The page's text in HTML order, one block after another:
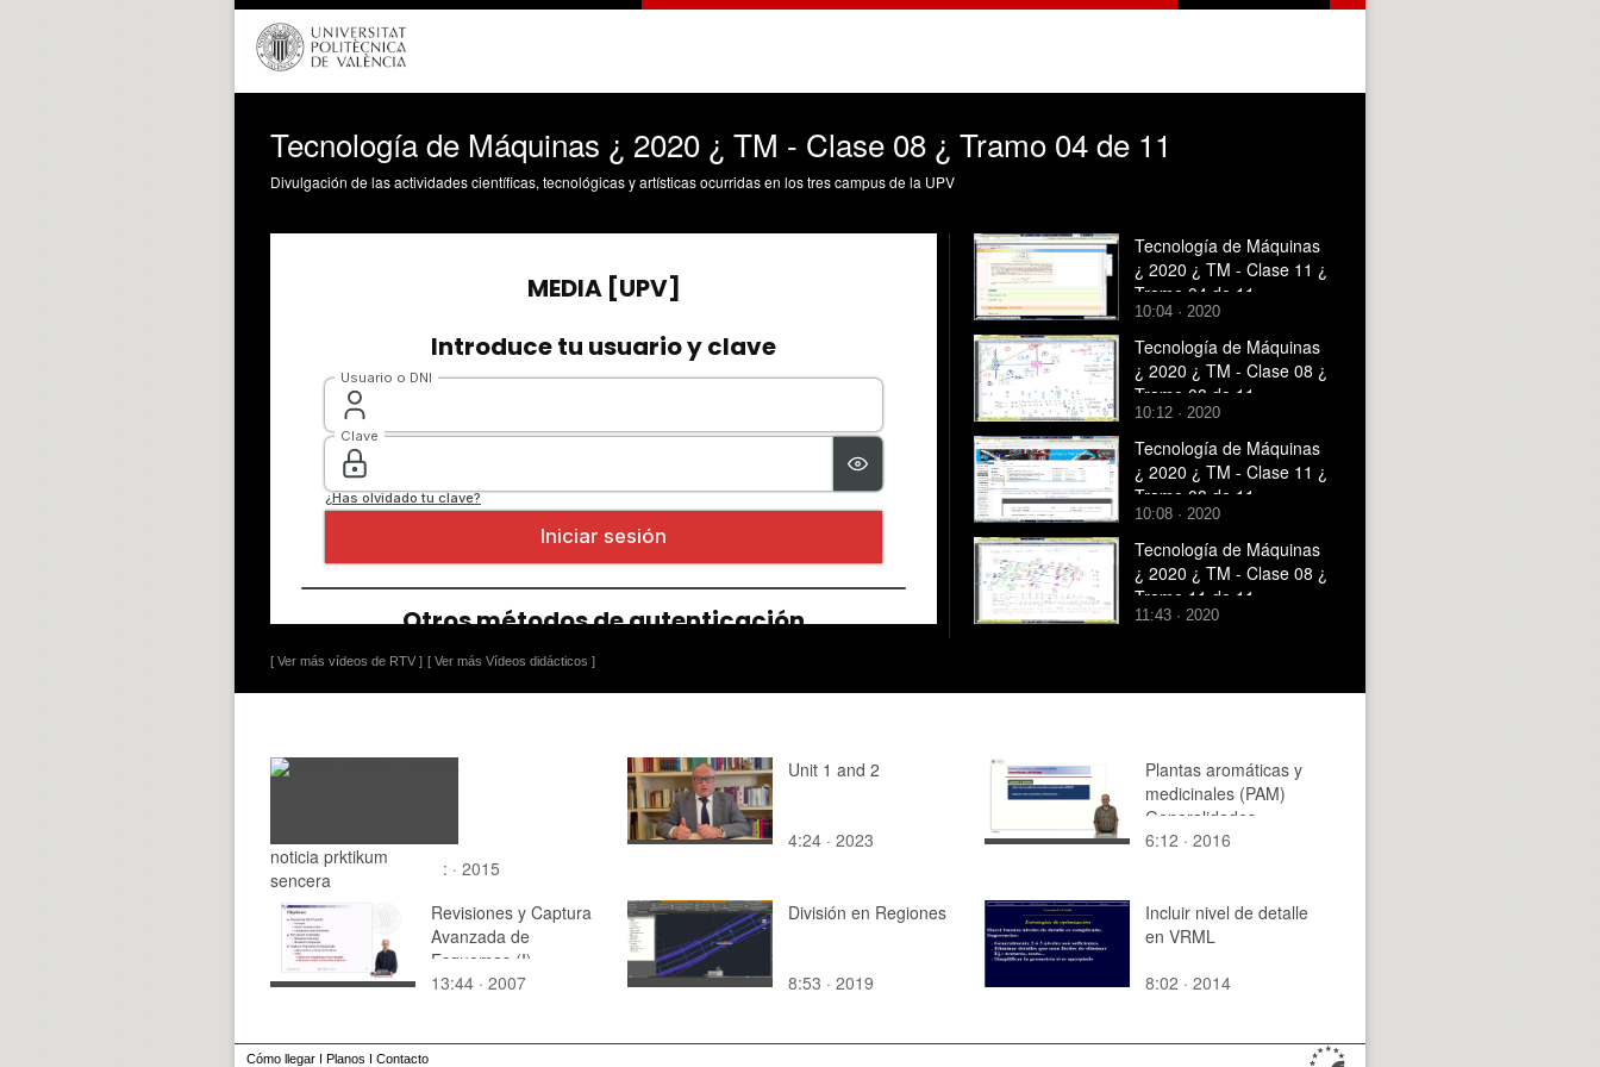
Tecnología de Máquinas ¿ 2020 ¿ TM - Clase 08 ¿ Tramo 04 de 11
Divulgación de las actividades científicas, tecnológicas y artísticas ocurridas en los tres campus de la UPV
[ Ver más vídeos de RTV ] [ Ver más Vídeos didácticos ]
Tecnología de Máquinas
¿ 2020 ¿ TM - Clase 11 ¿
Tramo 04 de 11
10:04 · 2020
Tecnología de Máquinas
¿ 2020 ¿ TM - Clase 08 ¿
Tramo 08 de 11
10:12 · 2020
Tecnología de Máquinas
¿ 2020 ¿ TM - Clase 11 ¿
Tramo 08 de 11
10:08 · 2020
Tecnología de Máquinas
¿ 2020 ¿ TM - Clase 08 ¿
Tramo 11 de 11
11:43 · 2020
noticia prktikum
sencera
: · 2015
Unit 1 and 2
4:24 · 2023
Plantas aromáticas y
medicinales (PAM)
Generalidades,
definiciones
6:12 · 2016
Revisiones y Captura
Avanzada de
Esquemas (I)
13:44 · 2007
División en Regiones
8:53 · 2019
Incluir nivel de detalle
en VRML
8:02 · 2014
Cómo llegar I Planos I Contacto